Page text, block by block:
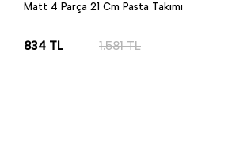
Matt 4 Parça 21 Cm Pasta Takımı
834 TL 1.581TL